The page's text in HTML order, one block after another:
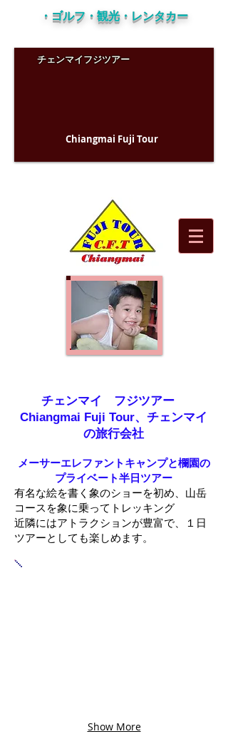
・ゴルフ・観光・レンタカー
チェンマイフジツアー
Chiangmai Fuji Tour
チェンマイ フジツアー
Chiangmai Fuji Tour、チェンマイ
の旅行会社
メーサーエレファントキャンプと欄園の
プライベート半日ツアー
有名な絵を書く象のショーを初め、山岳
コースを象に乗ってトレッキング
近隣にはアトラクションが豊富で、１日
ツアーとしても楽しめます。
Show More